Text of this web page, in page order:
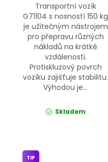
Transportní vozík
G71104 s nosností 150 kg
je užitečným nástrojem
pro přepravu různých
nákladů na krátké
vzdálenosti.
Protiskluzový povrch
vozíku zajišťuje stabilitu.
Výhodou je...
Skladem
TIP